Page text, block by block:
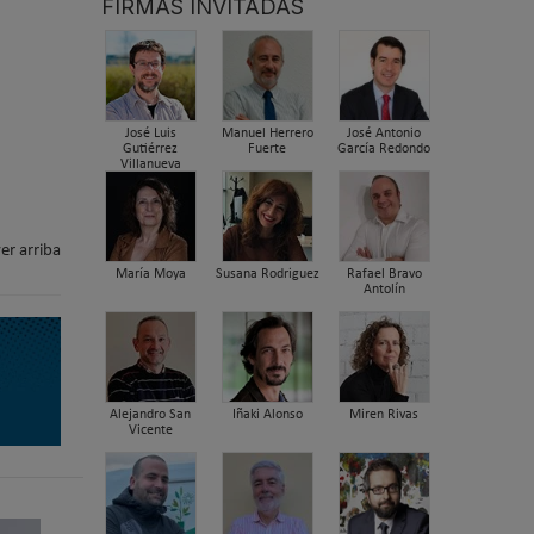
arriba
FIRMAS INVITADAS
José Luis
Gutiérrez
Villanueva
Manuel Herrero
Fuerte
José Antonio
García Redondo
María Moya Susana Rodriguez
Rafael Bravo
Antolín
Alejandro San
Vicente
Iñaki Alonso Miren Rivas